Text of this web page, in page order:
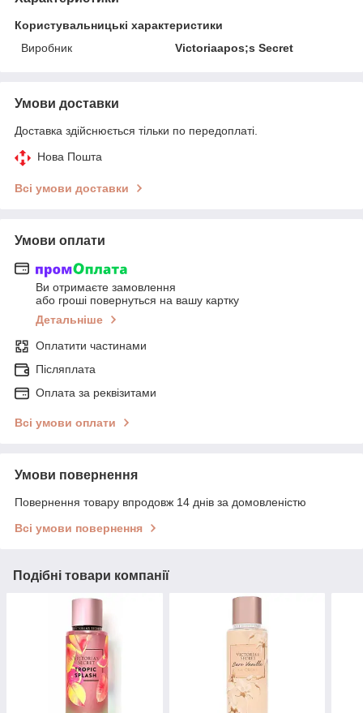
Користувальницькі характеристики
Виробник
Victoriaapos;s Secret
Умови доставки
Доставка здійснюється тільки по передоплаті.
Нова Пошта
Всі умови доставки
Умови оплати
Ви отримаєте замовлення
або гроші повернуться на вашу картку
Детальніше
Оплатити частинами
Післяплата
Оплата за реквізитами
Всі умови оплати
Умови повернення
Повернення товару впродовж 14 днів за домовленістю
Всі умови повернення
Подібні товари компанії